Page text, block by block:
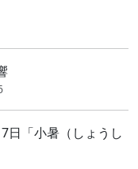
「小暑（しょうし